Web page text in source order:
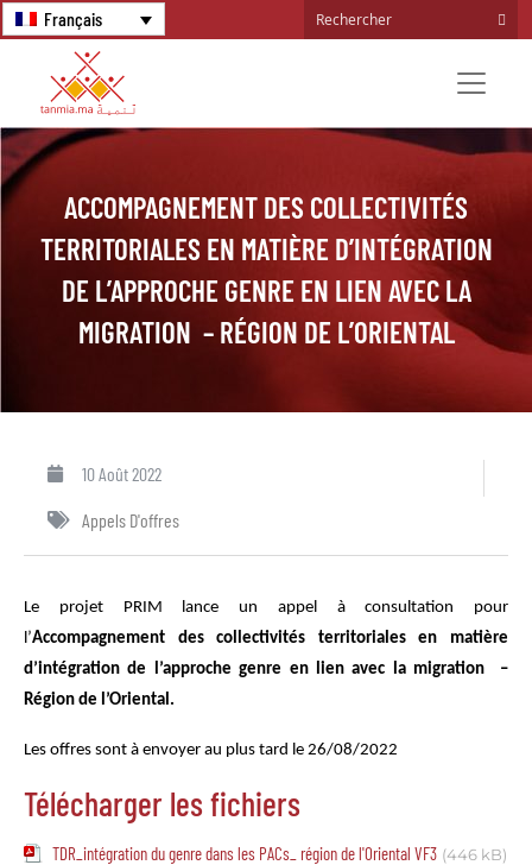
Français
ACCOMPAGNEMENT DES COLLECTIVITÉS
TERRITORIALES EN MATIÈRE D’INTÉGRATION
DE L’APPROCHE GENRE EN LIEN AVEC LA
MIGRATION – RÉGION DE L’ORIENTAL
10 Août 2022
Appels D'offres
Le projet PRIM lance un appel à consultation pour
l’Accompagnement des collectivités territoriales en matière
d’intégration de l’approche genre en lien avec la migration –
Région de l’Oriental.
Les offres sont à envoyer au plus tard le 26/08/2022
Télécharger les fichiers
TDR_intégration du genre dans les PACs_ région de l'Oriental VF3 (446 kB)